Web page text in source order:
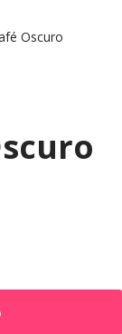
Oscuro